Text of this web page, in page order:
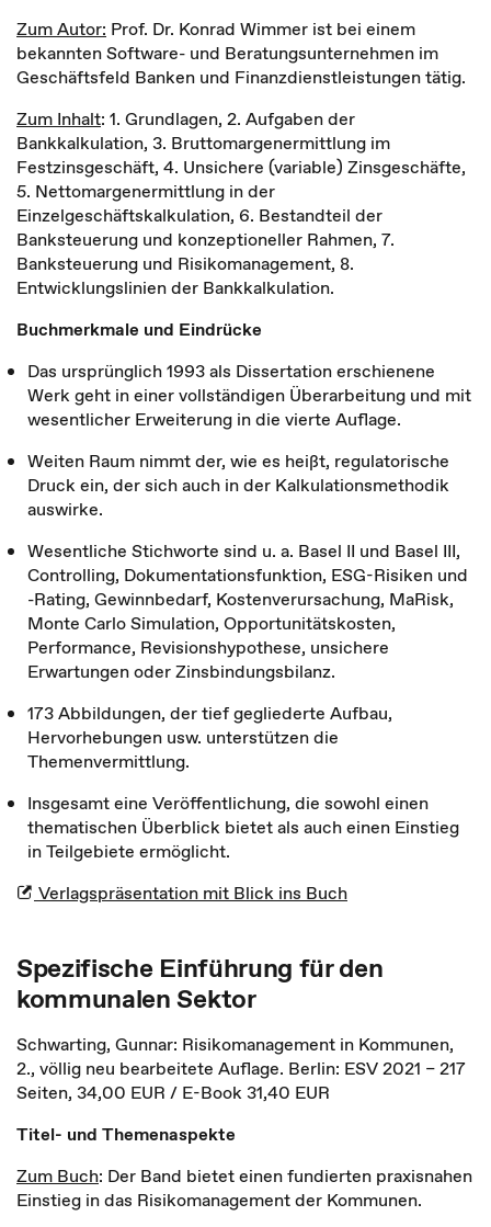
Zum Autor: Prof. Dr. Konrad Wimmer ist bei einem
bekannten Software- und Beratungsunternehmen im
Geschäftsfeld Banken und Finanzdienstleistungen tätig.
Zum Inhalt: 1. Grundlagen, 2. Aufgaben der
Bankkalkulation, 3. Bruttomargenermittlung im
Festzinsgeschäft, 4. Unsichere (variable) Zinsgeschäfte,
5. Nettomargenermittlung in der
Einzelgeschäftskalkulation, 6. Bestandteil der
Banksteuerung und konzeptioneller Rahmen, 7.
Banksteuerung und Risikomanagement, 8.
Entwicklungslinien der Bankkalkulation.
Buchmerkmale und Eindrücke
Das ursprünglich 1993 als Dissertation erschienene
Werk geht in einer vollständigen Überarbeitung und mit
wesentlicher Erweiterung in die vierte Auflage.
Weiten Raum nimmt der, wie es heißt, regulatorische
Druck ein, der sich auch in der Kalkulationsmethodik
auswirke.
Wesentliche Stichworte sind u. a. Basel II und Basel III,
Controlling, Dokumentationsfunktion, ESG-Risiken und
-Rating, Gewinnbedarf, Kostenverursachung, MaRisk,
Monte Carlo Simulation, Opportunitätskosten,
Performance, Revisionshypothese, unsichere
Erwartungen oder Zinsbindungsbilanz.
173 Abbildungen, der tief gegliederte Aufbau,
Hervorhebungen usw. unterstützen die
Themenvermittlung.
Insgesamt eine Veröffentlichung, die sowohl einen
thematischen Überblick bietet als auch einen Einstieg
in Teilgebiete ermöglicht.
Verlagspräsentation mit Blick ins Buch
Spezifische Einführung für den
kommunalen Sektor
Schwarting, Gunnar: Risikomanagement in Kommunen,
2., völlig neu bearbeitete Auflage. Berlin: ESV 2021 – 217
Seiten, 34,00 EUR / E-Book 31,40 EUR
Titel- und Themenaspekte
Zum Buch: Der Band bietet einen fundierten praxisnahen
Einstieg in das Risikomanagement der Kommunen.